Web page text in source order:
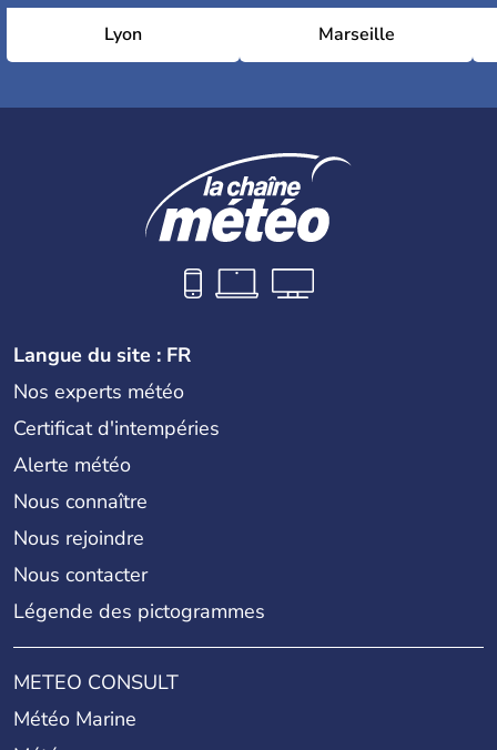
Lyon Marseille
Langue du site : FR
Nos experts météo
Certificat d'intempéries
Alerte météo
Nous connaître
Nous rejoindre
Nous contacter
Légende des pictogrammes
METEO CONSULT
Météo Marine